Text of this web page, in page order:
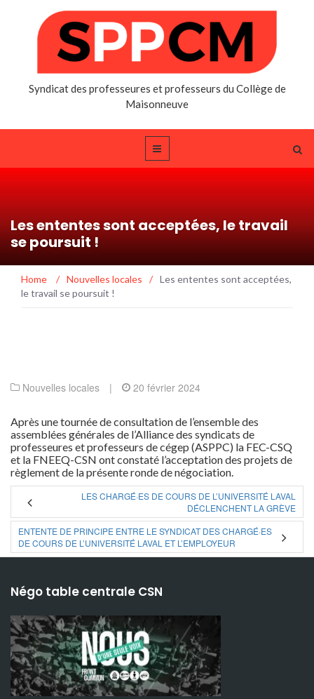
Syndicat des professeures et professeurs du Collège de
Maisonneuve
Les ententes sont acceptées, le travail
se poursuit !
Home / Nouvelles locales / Les ententes sont acceptées,
le travail se poursuit !
Nouvelles locales | 20 février 2024
Après une tournée de consultation de l’ensemble des
assemblées générales de l’Alliance des syndicats de
professeures et professeurs de cégep (ASPPC) la FEC-CSQ
et la FNEEQ-CSN ont constaté l’acceptation des projets de
règlement de la présente ronde de négociation.
LES CHARGÉ·ES DE COURS DE L’UNIVERSITÉ LAVAL
DÉCLENCHENT LA GRÈVE
ENTENTE DE PRINCIPE ENTRE LE SYNDICAT DES CHARGÉ·ES
DE COURS DE L’UNIVERSITÉ LAVAL ET L’EMPLOYEUR
Négo table centrale CSN